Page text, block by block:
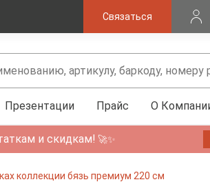
Связаться
Презентации Прайс О
и скидкам! 🚀✨
коллекции бязь премиум 220 см